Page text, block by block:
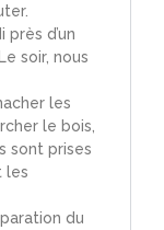
près d’un
soir, nous
les
le bois,
sont prises
les
du